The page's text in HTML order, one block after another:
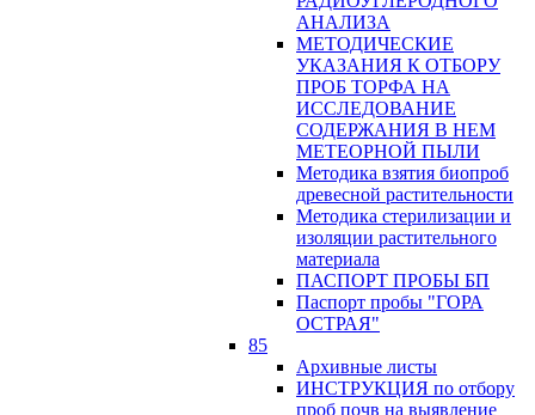
АНАЛИЗА
МЕТОДИЧЕСКИЕ
УКАЗАНИЯ К ОТБОРУ
ПРОБ ТОРФА НА
ИССЛЕДОВАНИЕ
СОДЕРЖАНИЯ В НЕМ
МЕТЕОРНОЙ ПЫЛИ
Методика взятия биопроб
древесной растительности
Методика стерилизации и
изоляции растительного
материала
ПАСПОРТ ПРОБЫ БП
Паспорт пробы "ГОРА
ОСТРАЯ"
85
Архивные листы
ИНСТРУКЦИЯ по отбору
проб почв на выявление